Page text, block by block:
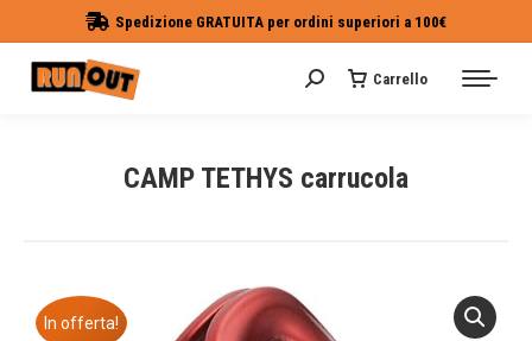
Spedizione GRATUITA per ordini superiori a 100€
Cerca: Carrello
CAMP TETHYS carrucola
In offerta!